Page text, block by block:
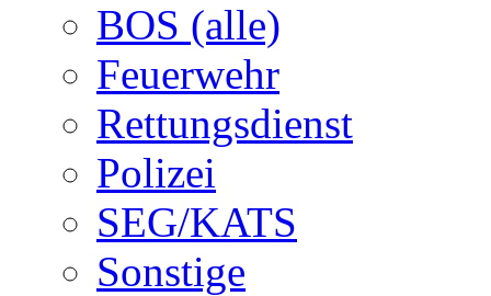
BOS (alle)
Feuerwehr
Rettungsdienst
Polizei
SEG/KATS
Sonstige